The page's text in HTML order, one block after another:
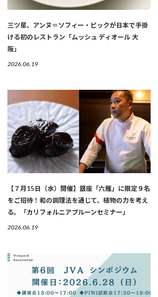
三ツ星、アンヌ＝ソフィー・ピックが日本で手掛
ける初のレストラン「ムッシュ ディオール 大
阪」
2026.06.19
【７月15日（水）開催】銀座「六雁」に限定９名
をご招待！和の調理法を通じて、植物の力を考え
る。「カリフォルニアプルーンセミナー」
2026.06.19